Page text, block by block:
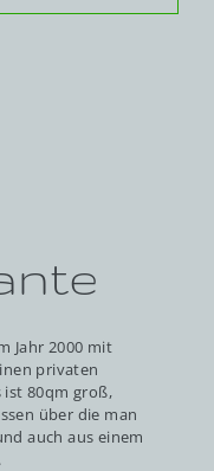
Jahr 2000 mit
privaten
ist 80qm groß,
über die man
auch aus einem